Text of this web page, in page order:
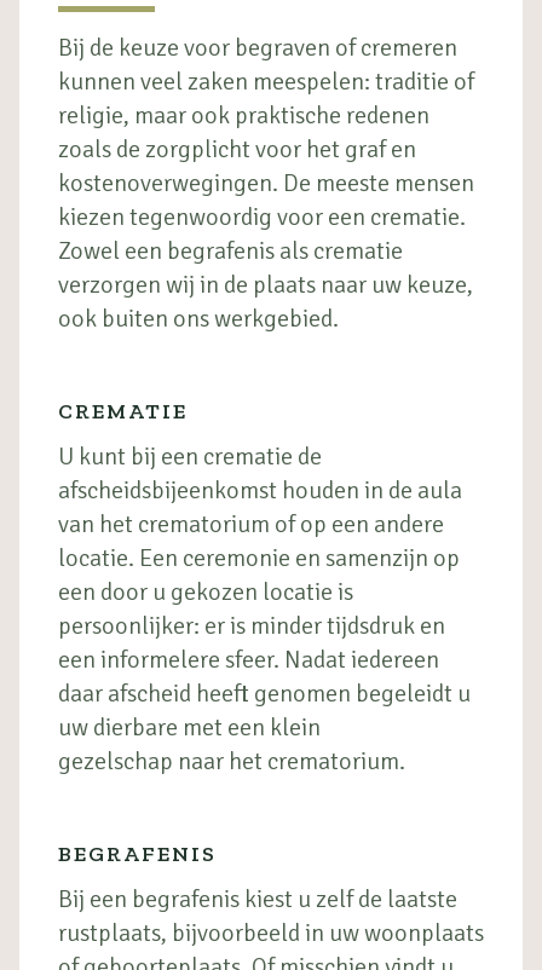
Bij de keuze voor begraven of cremeren
kunnen veel zaken meespelen: traditie of
religie, maar ook praktische redenen
zoals de zorgplicht voor het graf en
kostenoverwegingen. De meeste mensen
kiezen tegenwoordig voor een crematie.
Zowel een begrafenis als crematie
verzorgen wij in de plaats naar uw keuze,
ook buiten ons werkgebied.
CREMATIE
U kunt bij een crematie de
afscheidsbijeenkomst houden in de aula
van het crematorium of op een andere
locatie. Een ceremonie en samenzijn op
een door u gekozen locatie is
persoonlijker: er is minder tijdsdruk en
een informelere sfeer. Nadat iedereen
daar afscheid heeft genomen begeleidt u
uw dierbare met een klein
gezelschap naar het crematorium.
BEGRAFENIS
Bij een begrafenis kiest u zelf de laatste
rustplaats, bijvoorbeeld in uw woonplaats